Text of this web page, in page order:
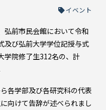
イベント
弘前市民会館において令和
及び弘前大学学位記授与式
学院修了生312名の、計
各学部及び各研究科の代表
向けて告辞が述べられまし